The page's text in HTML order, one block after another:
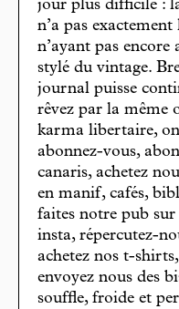
jour plus difficile :
n’a pas
n’ayant pas
stylé du vintage.
journal puisse
rêvez par la même
karma libertaire,
abonnez-vous,
canaris, achetez
en manif, cafés,
faites notre pub
insta, répercutez-
achetez nos t-
envoyez nous des
souffle, froide et